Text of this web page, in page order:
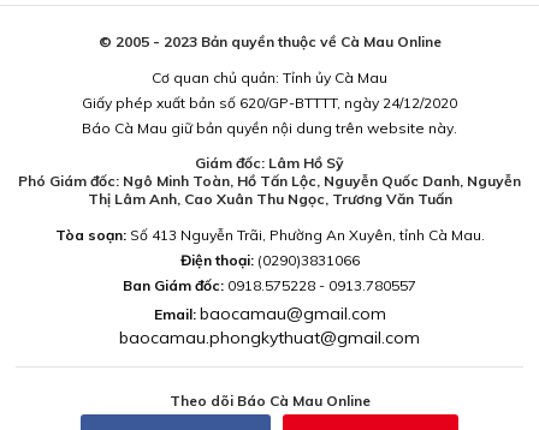
© 2005 - 2023 Bản quyền thuộc về Cà Mau Online
Cơ quan chủ quản: Tỉnh ủy Cà Mau
Giấy phép xuất bản số 620/GP-BTTTT, ngày 24/12/2020
Báo Cà Mau giữ bản quyền nội dung trên website này.
Giám đốc: Lâm Hồ Sỹ
Phó Giám đốc: Ngô Minh Toàn, Hồ Tấn Lộc, Nguyễn Quốc Danh, Nguyễn
Thị Lâm Anh, Cao Xuân Thu Ngọc, Trương Văn Tuấn
Tòa soạn:Số 413 Nguyễn Trãi, Phường An Xuyên, tỉnh Cà Mau.
Điện thoại: (0290)3831066
Ban Giám đốc: 0918.575228 - 0913.780557
Email: baocamau@gmail.com
baocamau.phongkythuat@gmail.com
Theo dõi Báo Cà Mau Online